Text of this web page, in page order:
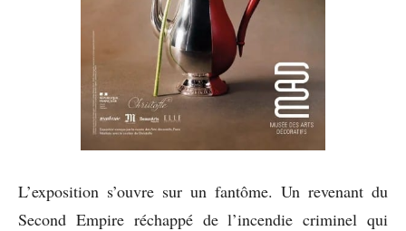
L’exposition s’ouvre sur un fantôme. Un revenant du
Second Empire réchappé de l’incendie criminel qui